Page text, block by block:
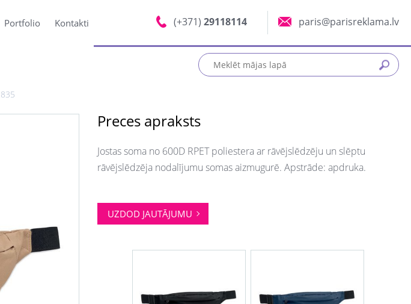
Portfolio Kontakti (+371) 29118114 paris@parisreklama.lv
Preces apraksts
Jostas soma no 600D RPET poliestera ar rāvējslēdzēju un slēptu
rāvējslēdzēja nodalījumu somas aizmugurē. Apstrāde: apdruka.
UZDOD JAUTĀJUMU